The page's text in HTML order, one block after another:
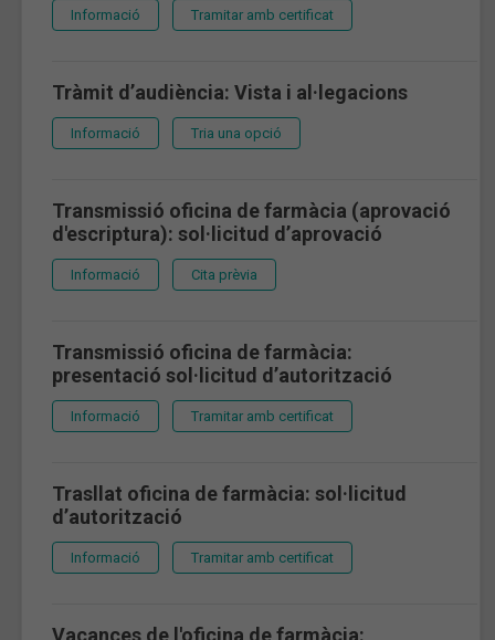
Informació Tramitar amb certificat
Tràmit d’audiència: Vista i al·legacions
Informació Tria una opció
Transmissió oficina de farmàcia (aprovació
d'escriptura): sol·licitud d’aprovació
Informació Cita prèvia
Transmissió oficina de farmàcia:
presentació sol·licitud d’autorització
Informació Tramitar amb certificat
Trasllat oficina de farmàcia: sol·licitud
d’autorització
Informació Tramitar amb certificat
Vacances de l'oficina de farmàcia: